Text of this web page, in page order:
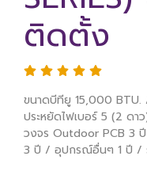
ติดตั้ง
ขนาดบีทียู 15,000
ประหยัดไฟเบอร์ 5 (2 ด
วงจร Outdoor PCB 3
3 ปี / อุปกรณ์อื่นๆ 1 ปี /